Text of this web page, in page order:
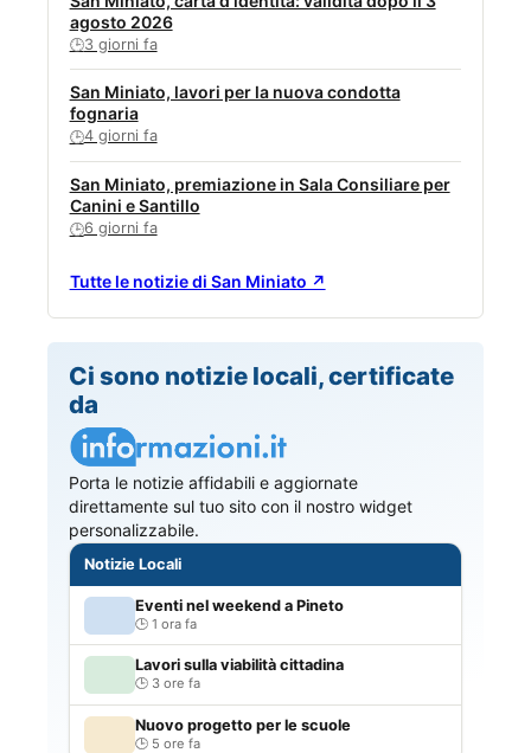
agosto 2026
🕒3 giorni fa
San Miniato, lavori per la nuova condotta
fognaria
🕒4 giorni fa
San Miniato, premiazione in Sala Consiliare per
Canini e Santillo
🕒6 giorni fa
Tutte le notizie di San Miniato ↗
Ci sono notizie locali, certificate
da
Porta le notizie affidabili e aggiornate
direttamente sul tuo sito con il nostro widget
personalizzabile.
Notizie Locali
Eventi nel weekend a Pineto
1 ora fa
Lavori sulla viabilità cittadina
3 ore fa
Nuovo progetto per le scuole
5 ore fa